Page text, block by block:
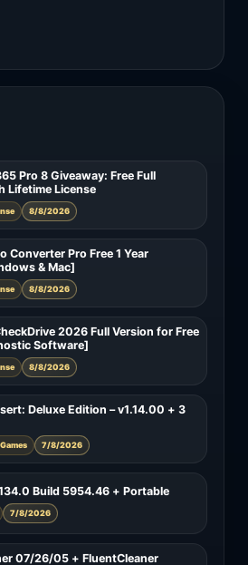
Pro 8 Giveaway: Free Full
Lifetime License
8/8/2026
Converter Pro Free 1 Year
& Mac]
8/8/2026
2026 Full Version for Free
Software]
8/8/2026
Deluxe Edition – v1.14.00 + 3
7/8/2026
Build 5954.46 + Portable
7/8/2026
07/26/05 + FluentCleaner